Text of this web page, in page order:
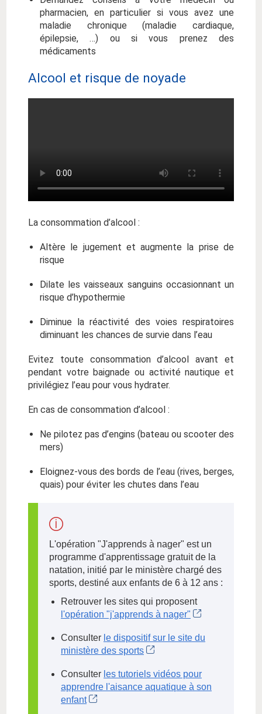
pharmacien, en particulier si vous avez une
maladie chronique (maladie cardiaque,
épilepsie, …) ou si vous prenez des
médicaments
Alcool et risque de noyade
La consommation d’alcool :
Altère le jugement et augmente la prise de
risque
Dilate les vaisseaux sanguins occasionnant un
risque d’hypothermie
Diminue la réactivité des voies respiratoires
diminuant les chances de survie dans l’eau
Evitez toute consommation d’alcool avant et
pendant votre baignade ou activité nautique et
privilégiez l’eau pour vous hydrater.
En cas de consommation d’alcool :
Ne pilotez pas d’engins (bateau ou scooter des
mers)
Eloignez-vous des bords de l’eau (rives, berges,
quais) pour éviter les chutes dans l’eau
L'opération "J'apprends à nager" est un
programme d'apprentissage gratuit de la
natation, initié par le ministère chargé des
sports, destiné aux enfants de 6 à 12 ans :
Retrouver les sites qui proposent
l'opération "j'apprends à nager"
Consulter le dispositif sur le site du
ministère des sports
Consulter les tutoriels vidéos pour
apprendre l'aisance aquatique à son
enfant